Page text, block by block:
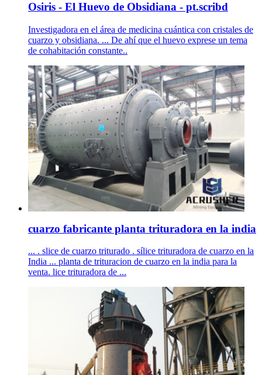
Osiris - El Huevo de Obsidiana - pt.scribd
Investigadora en el área de medicina cuántica con cristales de
cuarzo y obsidiana. ... De ahí que el huevo exprese un tema
de cohabitación constante..
cuarzo fabricante planta trituradora en la india
... . slice de cuarzo triturado . sílice trituradora de cuarzo en la
India ... planta de trituracion de cuarzo en la india para la
venta. lice trituradora de ...